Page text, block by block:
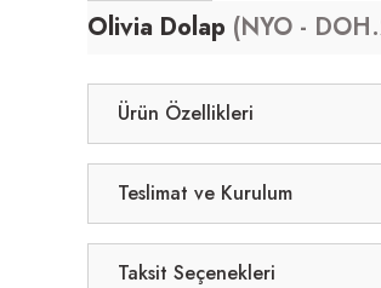
Olivia Dolap (NYO -
Ürün Özellikleri
Teslimat ve Kurulum
Taksit Seçenekleri